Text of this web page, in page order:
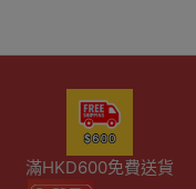
滿HKD600免費送貨